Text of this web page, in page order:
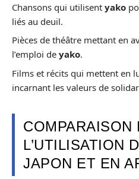
Chansons qui utilisent yako
liés au deuil.
Pièces de théâtre mettant en
l’emploi de yako.
Films et récits qui mettent en
incarnant les valeurs de
COMPARAISON
L’UTILISATION
JAPON ET EN